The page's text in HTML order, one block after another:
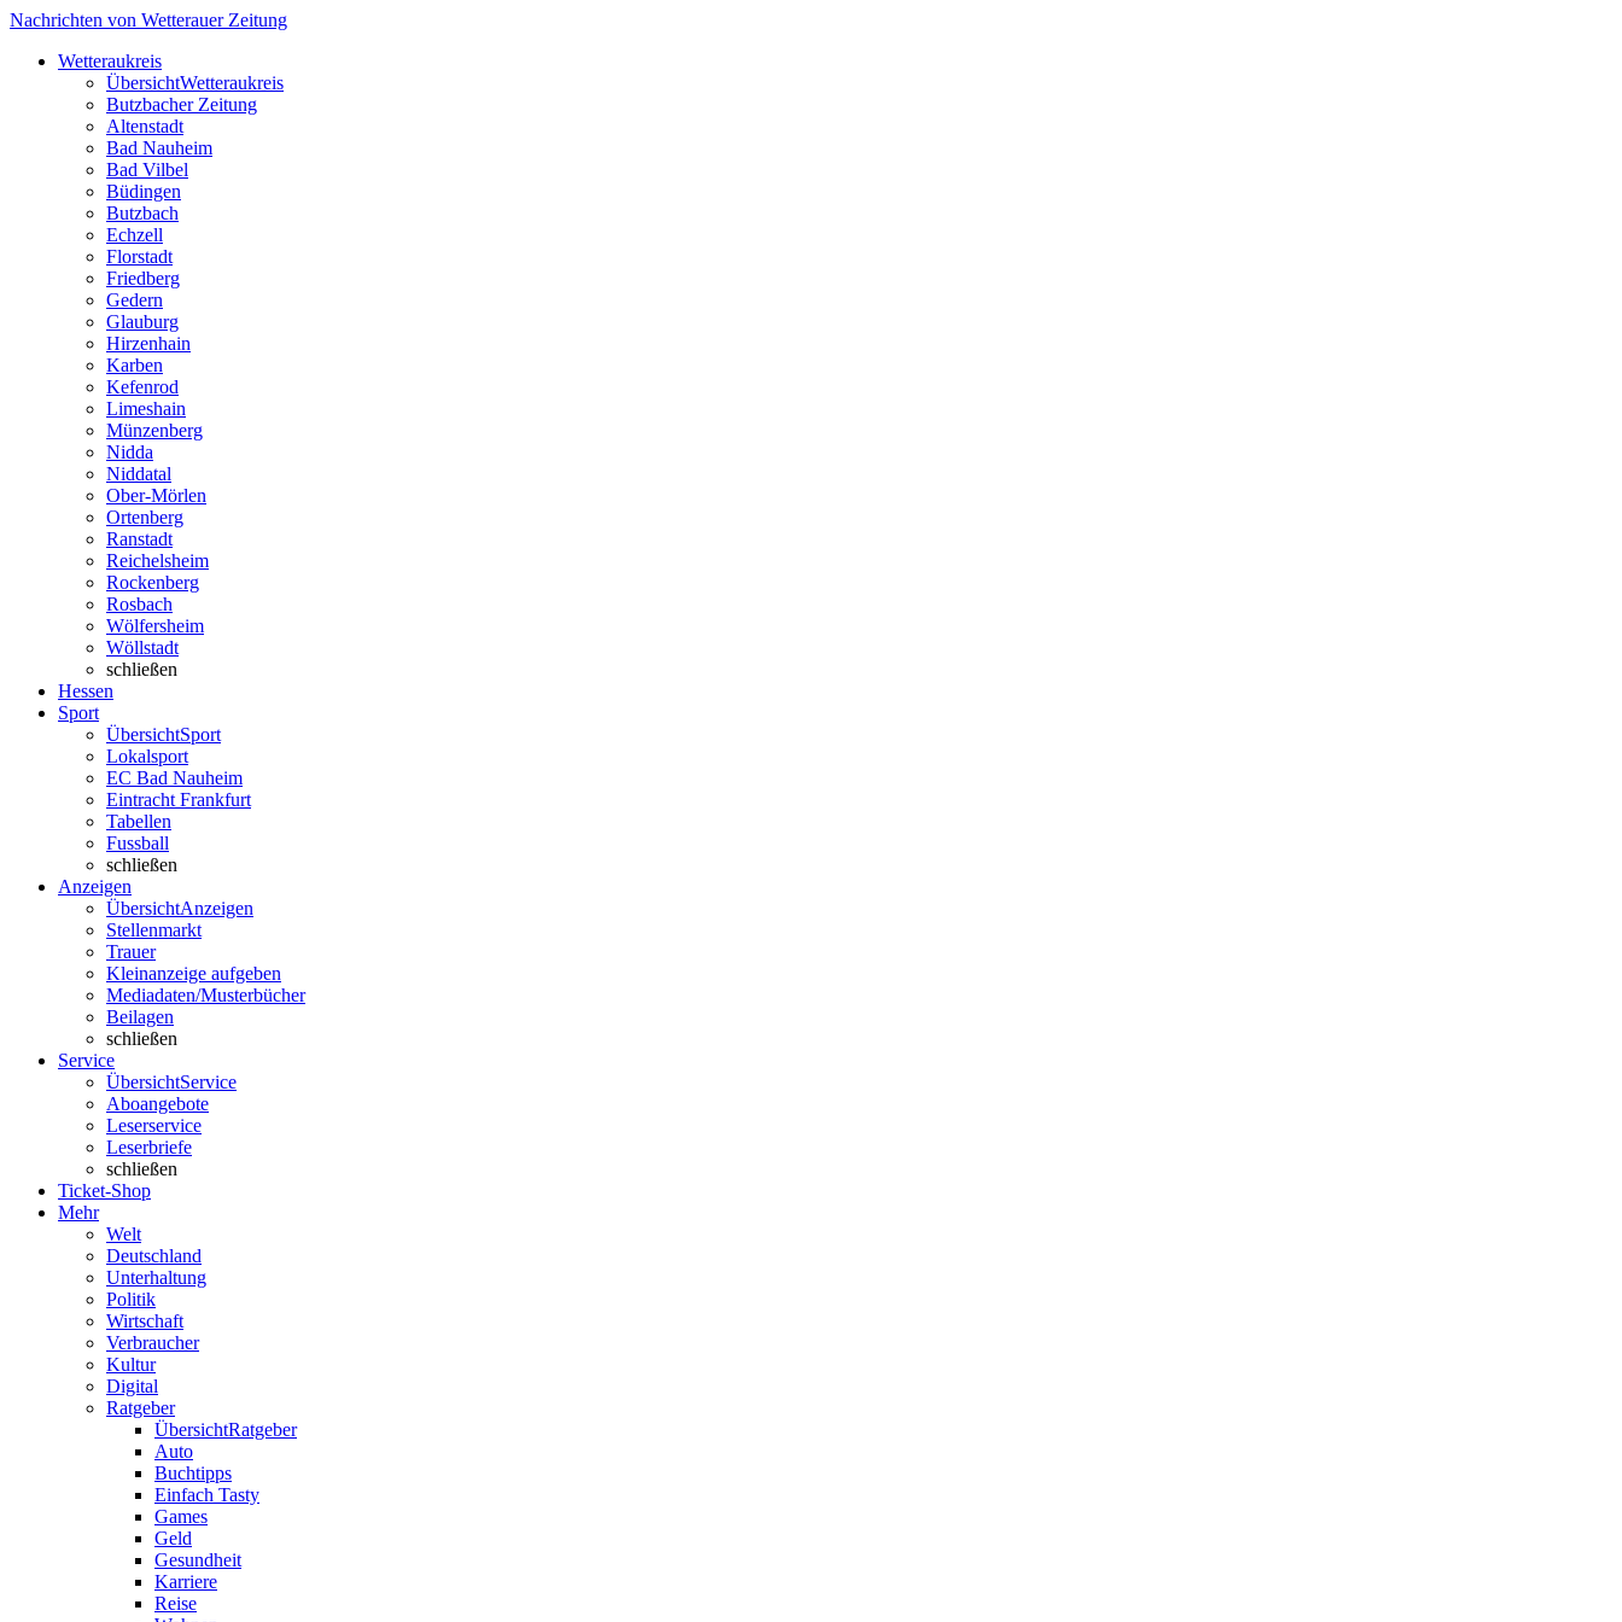
Nachrichten von Wetterauer Zeitung
Wetteraukreis
ÜbersichtWetteraukreis
Butzbacher Zeitung
Altenstadt
Bad Nauheim
Bad Vilbel
Büdingen
Butzbach
Echzell
Florstadt
Friedberg
Gedern
Glauburg
Hirzenhain
Karben
Kefenrod
Limeshain
Münzenberg
Nidda
Niddatal
Ober-Mörlen
Ortenberg
Ranstadt
Reichelsheim
Rockenberg
Rosbach
Wölfersheim
Wöllstadt
schließen
Hessen
Sport
ÜbersichtSport
Lokalsport
EC Bad Nauheim
Eintracht Frankfurt
Tabellen
Fussball
schließen
Anzeigen
ÜbersichtAnzeigen
Stellenmarkt
Trauer
Kleinanzeige aufgeben
Mediadaten/Musterbücher
Beilagen
schließen
Service
ÜbersichtService
Aboangebote
Leserservice
Leserbriefe
schließen
Ticket-Shop
Mehr
Welt
Deutschland
Unterhaltung
Politik
Wirtschaft
Verbraucher
Kultur
Digital
Ratgeber
ÜbersichtRatgeber
Auto
Buchtipps
Einfach Tasty
Games
Geld
Gesundheit
Karriere
Reise